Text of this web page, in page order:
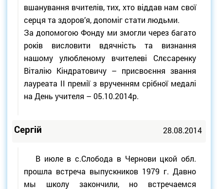
вшанування вчителів, тих, хто віддав нам свої
серця та здоров’я, допоміг стати людьми.
За допомогою Фонду ми змогли через багато
років висловити вдячність та визнання
нашому улюбленому вчителеві Слєсаренку
Віталію Кіндратовичу – присвоєння звання
лауреата ІІ премії з врученням срібної медалі
на День учителя – 05.10.2014р.
Сергій 28.08.2014
В июле в с.Слобода в Чернови цкой обл.
прошла встреча выпускников 1979 г. Давно
мы школу закончили, но встречаемся